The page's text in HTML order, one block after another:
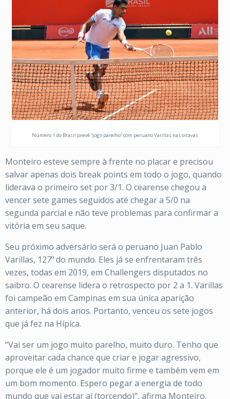
Número 1 do Brasil prevê “jogo parelho” com peruano Varillas nas oitavas
Monteiro esteve sempre à frente no placar e precisou
salvar apenas dois break points em todo o jogo, quando
liderava o primeiro set por 3/1. O cearense chegou a
vencer sete games seguidos até chegar a 5/0 na
segunda parcial e não teve problemas para confirmar a
vitória em seu saque.
Seu próximo adversário será o peruano Juan Pablo
Varillas, 127º do mundo. Eles já se enfrentaram três
vezes, todas em 2019, em Challengers disputados no
saibro. O cearense lidera o retrospecto por 2 a 1. Varillas
foi campeão em Campinas em sua única aparição
anterior, há dois anos. Portanto, venceu os sete jogos
que já fez na Hípica.
“Vai ser um jogo muito parelho, muito duro. Tenho que
aproveitar cada chance que criar e jogar agressivo,
porque ele é um jogador muito firme e também vem em
um bom momento. Espero pegar a energia de todo
mundo que vai estar aí (torcendo)”, afirma Monteiro.